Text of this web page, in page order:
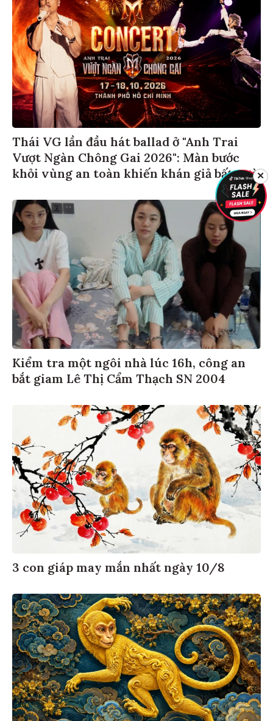
Thái VG lần đầu hát ballad ở "Anh Trai
Vượt Ngàn Chông Gai 2026": Màn bước
khỏi vùng an toàn khiến khán giả bất ngờ
Kiểm tra một ngôi nhà lúc 16h, công an
bắt giam Lê Thị Cẩm Thạch SN 2004
3 con giáp may mắn nhất ngày 10/8
✕